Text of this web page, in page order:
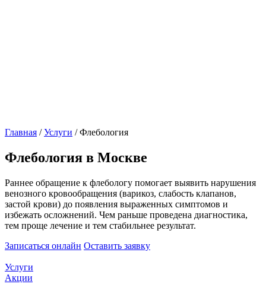
Главная /Услуги /Флебология
Флебология в Москве
Раннее обращение к флебологу помогает выявить нарушения
венозного кровообращения (варикоз, слабость клапанов,
застой крови) до появления выраженных симптомов и
избежать осложнений. Чем раньше проведена диагностика,
тем проще лечение и тем стабильнее результат.
Записаться онлайн Оставить заявку
Услуги
Акции